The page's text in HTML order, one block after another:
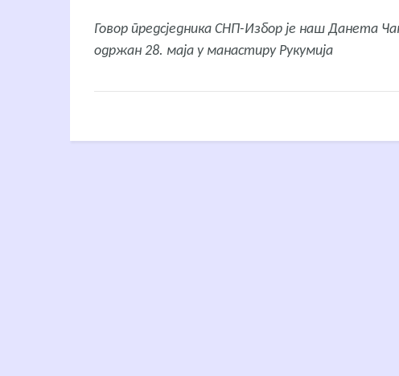
Говор предсједника СНП-Избор је наш Данета
одржан 28. маја у манастиру Рукумија